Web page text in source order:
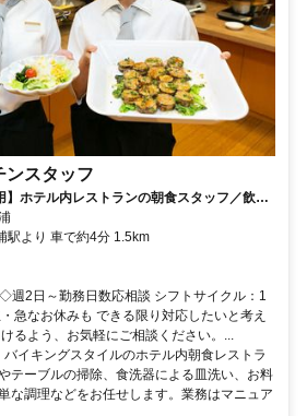
ンスタッフ
】ホテル内レストランの朝食スタッフ／飲食
躍中
駅より 車で約4分 1.5km
週2日～勤務日数応相談 シフトサイクル：1
急なお休みも できる限り対応したいと考え
るよう、お気軽にご相談ください。...
イキングスタイルのホテル内朝食レストラ
テーブルの掃除、食洗器による皿洗い、お料
な調理などをお任せします。業務はマニュア